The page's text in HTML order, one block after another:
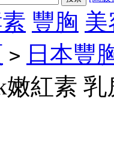
豐胸 美
> 日本豐
紅素